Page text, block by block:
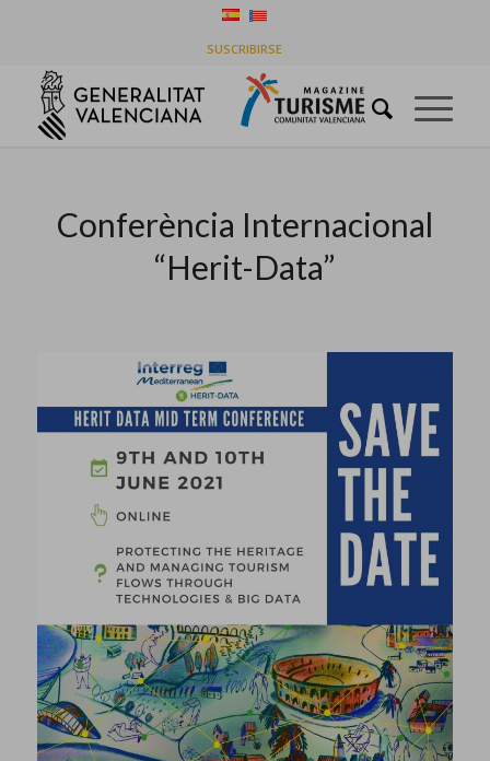
SUSCRIBIRSE
Conferència Internacional “Herit-Data”
Conferència Internacional
“Herit-Data”